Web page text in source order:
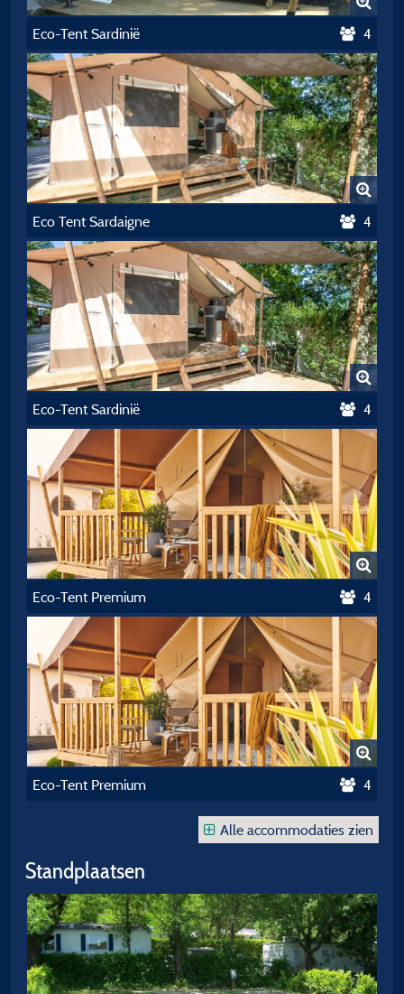
Eco-Tent Sardinië 4
Eco Tent Sardaigne 4
Eco-Tent Sardinië 4
Eco-Tent Premium 4
Eco-Tent Premium 4
Alle accommodaties zien
Standplaatsen